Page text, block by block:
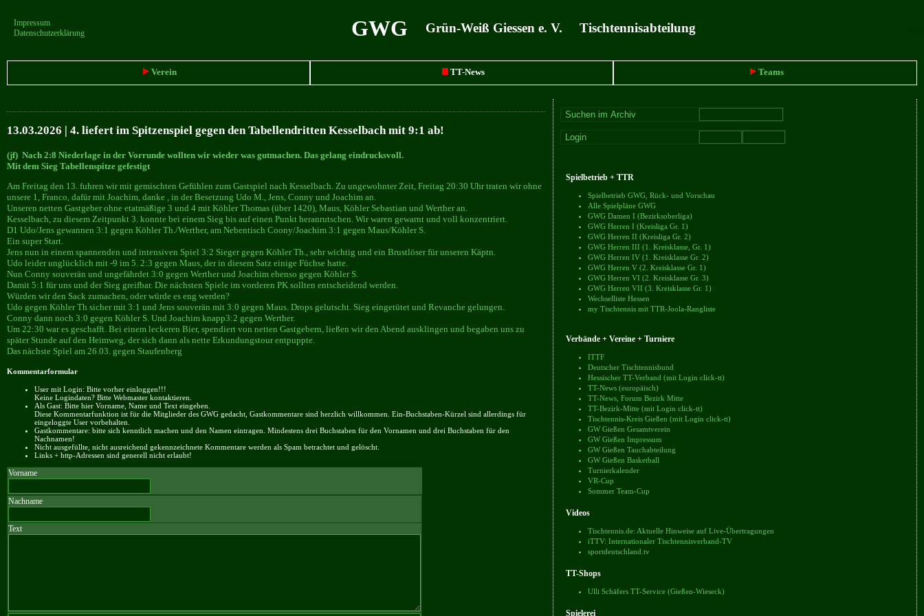
Impressum
Datenschutzerklärung
GWG Grün-Weiß Giessen e. V. Tischtennisabteilung
Verein TT-News Teams
13.03.2026 | 4. liefert im Spitzenspiel gegen den Tabellendritten Kesselbach mit 9:1 ab!
(jf) Nach 2:8 Niederlage in der Vorrunde wollten wir wieder was gutmachen. Das gelang eindrucksvoll.
Mit dem Sieg Tabellenspitze gefestigt
Am Freitag den 13. fuhren wir mit gemischten Gefühlen zum Gastspiel nach Kesselbach. Zu ungewohnter Zeit, Freitag 20:30 Uhr traten wir ohne
unsere 1, Franco, dafür mit Joachim, danke , in der Besetzung Udo M., Jens, Conny und Joachim an.
Unseren netten Gastgeber ohne etatmäßige 3 und 4 mit Köhler Thomas (über 1420), Maus, Köhler Sebastian und Werther an.
Kesselbach, zu diesem Zeitpunkt 3. konnte bei einem Sieg bis auf einen Punkt heranrutschen. Wir waren gewarnt und voll konzentriert.
D1 Udo/Jens gewannen 3:1 gegen Köhler Th./Werther, am Nebentisch Coony/Joachim 3:1 gegen Maus/Köhler S.
Ein super Start.
Jens nun in einem spannenden und intensiven Spiel 3:2 Sieger gegen Köhler Th., sehr wichtig und ein Brustlöser für unseren Käptn.
Udo leider unglücklich mit -9 im 5. 2:3 gegen Maus, der in diesem Satz einige Füchse hatte.
Nun Conny souverän und ungefährdet 3:0 gegen Werther und Joachim ebenso gegen Köhler S.
Damit 5:1 für uns und der Sieg greifbar. Die nächsten Spiele im vorderen PK sollten entscheidend werden.
Würden wir den Sack zumachen, oder würde es eng werden?
Udo gegen Köhler Th sicher mit 3:1 und Jens souverän mit 3:0 gegen Maus. Drops gelutscht. Sieg eingetütet und Revanche gelungen.
Conny dann noch 3:0 gegen Köhler S. Und Joachim knapp3:2 gegen Werther.
Um 22:30 war es geschafft. Bei einem leckeren Bier, spendiert von netten Gastgebern, ließen wir den Abend ausklingen und begaben uns zu
später Stunde auf den Heimweg, der sich dann als nette Erkundungstour entpuppte.
Das nächste Spiel am 26.03. gegen Staufenberg
Kommentarformular
User mit Login: Bitte vorher einloggen!!!
Keine Logindaten? Bitte Webmaster kontaktieren.
Als Gast: Bitte hier Vorname, Name und Text eingeben.
Diese Kommentarfunktion ist für die Mitglieder des GWG gedacht, Gastkommentare sind herzlich willkommen. Ein-Buchstaben-Kürzel sind allerdings für
eingeloggte User vorbehalten.
Gastkommentare: bitte sich kenntlich machen und den Namen eintragen. Mindestens drei Buchstaben für den Vornamen und drei Buchstaben für den
Nachnamen!
Nicht ausgefüllte, nicht ausreichend gekennzeichnete Kommentare werden als Spam betrachtet und gelöscht.
Links + http-Adressen sind generell nicht erlaubt!
Vorname
Nachname
Text
Spielbetrieb + TTR
Spielbetrieb GWG, Rück- und Vorschau
Alle Spielpläne GWG
GWG Damen I (Bezirksoberliga)
GWG Herren I (Kreisliga Gr. 1)
GWG Herren II (Kreisliga Gr. 2)
GWG Herren III (1. Kreisklasse, Gr. 1)
GWG Herren IV (1. Kreisklasse Gr. 2)
GWG Herren V (2. Kreisklasse Gr. 1)
GWG Herren VI (2. Kreisklasse Gr. 3)
GWG Herren VII (3. Kreisklasse Gr. 1)
Wechselliste Hessen
my Tischtennis mit TTR-Joola-Rangliste
Verbände + Vereine + Turniere
ITTF
Deutscher Tischtennisbund
Hessischer TT-Verband (mit Login click-tt)
TT-News (europäisch)
TT-News, Forum Bezirk Mitte
TT-Bezirk-Mitte (mit Login click-tt)
Tischtennis-Kreis Gießen (mit Login click-tt)
GW Gießen Gesamtverein
GW Gießen Impressum
GW Gießen Tauchabteilung
GW Gießen Basketball
Turnierkalender
VR-Cup
Sommer Team-Cup
Videos
Tischtennis.de: Aktuelle Hinweise auf Live-Übertragungen
iTTV: Internationaler Tischtennisverband-TV
sportdeutschland.tv
TT-Shops
Ulli Schäfers TT-Service (Gießen-Wieseck)
Spielerei